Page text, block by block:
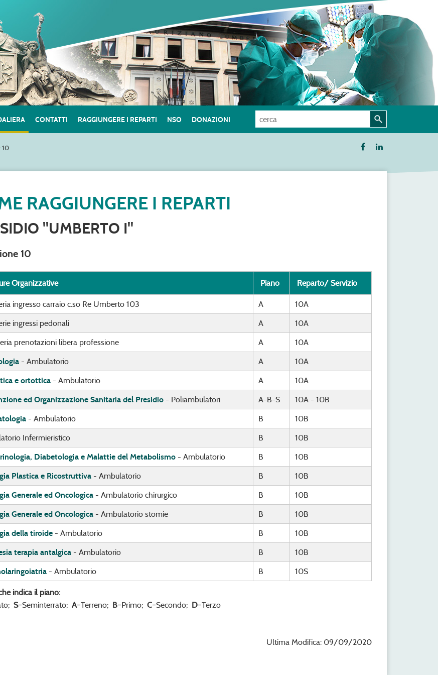
CONTATTI RAGGIUNGERE I REPARTI NSO DONAZIONI
10
RAGGIUNGERE I REPARTI
"UMBERTO I"
10
Organizzative Piano Reparto/ Servizio
ingresso carraio c.so Re Umberto 103 A
10A
ingressi pedonali
A
10A
prenotazioni libera professione
A
10A
- Ambulatorio A
10A
e ortottica - Ambulatorio A
10A
ed Organizzazione Sanitaria del Presidio - Poliambulatori A-B-S
10A - 10B
- Ambulatorio B
10B
Infermieristico
B
10B
Diabetologia e Malattie del Metabolismo - Ambulatorio B
10B
Plastica e Ricostruttiva - Ambulatorio B
10B
Generale ed Oncologica - Ambulatorio chirurgico B
10B
Generale ed Oncologica - Ambulatorio stomie B
10B
della tiroide - Ambulatorio B
10B
terapia antalgica - Ambulatorio B
10B
- Ambulatorio B 10S
indica il piano:
S=Seminterrato; A=Terreno; B=Primo; C=Secondo; D=Terzo
Ultima Modifica: 09/09/2020